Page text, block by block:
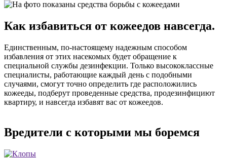
Как избавиться от кожеедов навсегда.
Единственным, по-настоящему надежным способом
избавления от этих насекомых будет обращение к
специальной службы дезинфекции. Только высококлассные
специалисты, работающие каждый день с подобными
случаями, смогут точно определить где расположились
кожееды, подберут проведенные средства, продезинфициют
квартиру, и навсегда избавят вас от кожеедов.
Вредители с которыми мы боремся